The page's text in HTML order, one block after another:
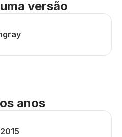
versão
anos
2015